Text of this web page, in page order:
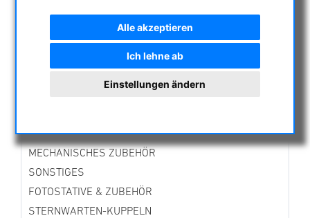
Alle akzeptieren
Ich lehne ab
Einstellungen ändern
All-Sky Kameras & Zubehör
CMOS-Kameras
OPTISCHES ZUBEHÖR
MECHANISCHES ZUBEHÖR
SONSTIGES
FOTOSTATIVE & ZUBEHÖR
STERNWARTEN-KUPPELN